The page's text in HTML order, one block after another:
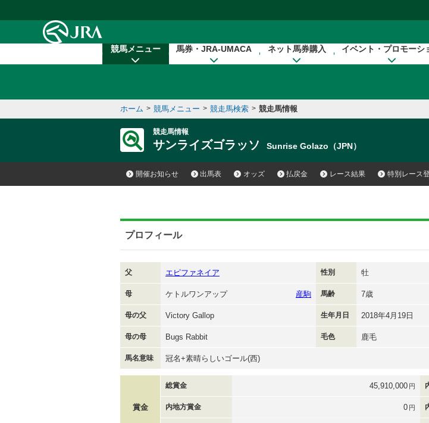
競馬メニュー 馬券・JRA-UMACA ネット馬券購入 イベント・プロモーシ
ホーム > 競馬メニュー > 競走馬検索 > 競走馬情報
競走馬情報
サンライズゴラッソ Sunrise Golazo（JPN）
開催お知らせ 出馬表 オッズ 払戻金 レース結果 特別レース
プロフィール
父 エピファネイア 性別 牡
母 ケトルワンアップ 産駒 馬齢 7歳
母の父 Victory Gallop 生年月日 2018年4月19日
母の母 Bugs Rabbit 毛色 鹿毛
馬名意味 冠名+素晴らしいゴール(西)
賞金
総賞金 45,910,000 円
内地方賞金 0 円